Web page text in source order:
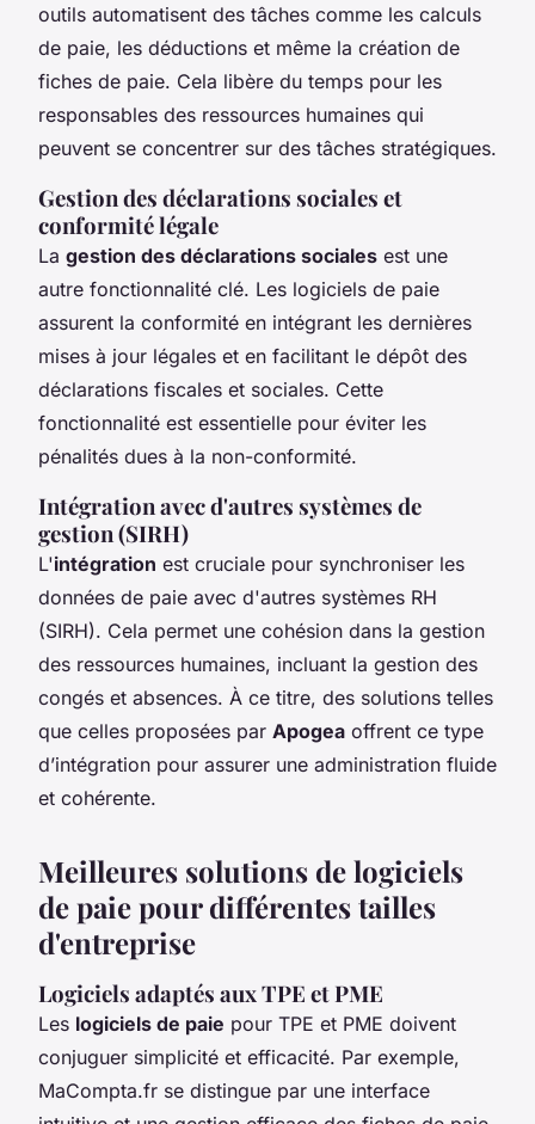
outils automatisent des tâches comme les calculs
de paie, les déductions et même la création de
fiches de paie. Cela libère du temps pour les
responsables des ressources humaines qui
peuvent se concentrer sur des tâches stratégiques.
Gestion des déclarations sociales et
conformité légale
La gestion des déclarations sociales est une
autre fonctionnalité clé. Les logiciels de paie
assurent la conformité en intégrant les dernières
mises à jour légales et en facilitant le dépôt des
déclarations fiscales et sociales. Cette
fonctionnalité est essentielle pour éviter les
pénalités dues à la non-conformité.
Intégration avec d'autres systèmes de
gestion (SIRH)
L'intégration est cruciale pour synchroniser les
données de paie avec d'autres systèmes RH
(SIRH). Cela permet une cohésion dans la gestion
des ressources humaines, incluant la gestion des
congés et absences. À ce titre, des solutions telles
que celles proposées par Apogea offrent ce type
d’intégration pour assurer une administration fluide
et cohérente.
Meilleures solutions de logiciels
de paie pour différentes tailles
d'entreprise
Logiciels adaptés aux TPE et PME
Les logiciels de paie pour TPE et PME doivent
conjuguer simplicité et efficacité. Par exemple,
MaCompta.fr se distingue par une interface